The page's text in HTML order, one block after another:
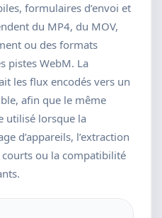
formulaires d’envoi et
du MP4, du MOV,
ou des formats
pistes WebM. La
les flux encodés vers un
afin que le même
utilisé lorsque la
d’appareils, l’extraction
ou la compatibilité